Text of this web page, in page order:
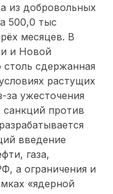
из добровольных
500,0 тыс
месяцев. В
и Новой
сдержанная
растущих
за ужесточения
санкций против
введение
газа,
а ограничения и
«ядерной